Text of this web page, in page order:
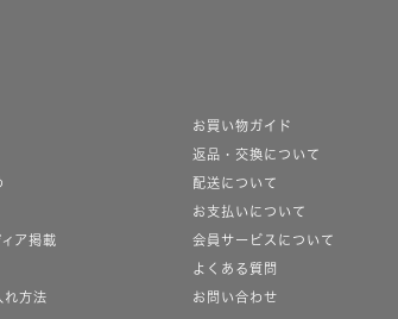
ア掲載
れ方法
お買い物ガイド
返品・交換について
配送について
お支払いについて
会員サービスについて
よくある質問
お問い合わせ